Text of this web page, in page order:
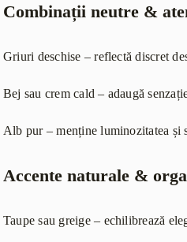
Combinații neutre &
Griuri deschise – reflectă discret
Bej sau crem cald – adaugă
Alb pur – menține luminozitatea și
Accente naturale &
Taupe sau greige – echilibrează